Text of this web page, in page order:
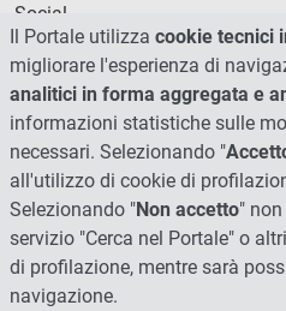
Social
Il Portale utilizza cookie tecnici
migliorare l'esperienza di
analitici in forma aggregata e
informazioni statistiche sulle
necessari. Selezionando "
all'utilizzo di cookie di
Selezionando "Non accetto"
servizio "Cerca nel Portale" o
di profilazione, mentre sarà
navigazione.